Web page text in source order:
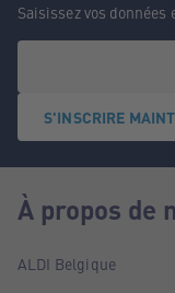
Saisissez vos données
S'INSCRIRE
À propos de
ALDI Belgique